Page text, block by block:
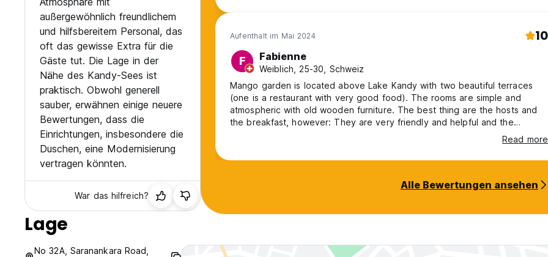
außergewöhnlich freundlichem
und hilfsbereitem Personal, das
oft das gewisse Extra für die
Gäste tut. Die Lage in der
Nähe des Kandy-Sees ist
praktisch. Obwohl generell
sauber, erwähnen einige neuere
Bewertungen, dass die
Einrichtungen, insbesondere die
Duschen, eine Modernisierung
vertragen könnten.
War das hilfreich?
Aufenthalt im Mai 2024 10
F Fabienne
Weiblich, 25-30, Schweiz
Mango garden is located above Lake Kandy with two beautiful terraces
(one is a restaurant with very good food). The rooms are simple and
atmospheric with old wooden furniture. The best thing are the hosts and
the breakfast, however: They are very friendly and helpful and the
breakfast that is served is so tasty and incredibly generous (fresh fruit,
toast, eggs of choice, Sri Lankan pancakes filled with cardamon sugar and
even Coconut Sambal and Dhal). Thank you so much, can‘t recommend
Read more
Alle Bewertungen ansehen
Lage
No 32A, Saranankara Road,